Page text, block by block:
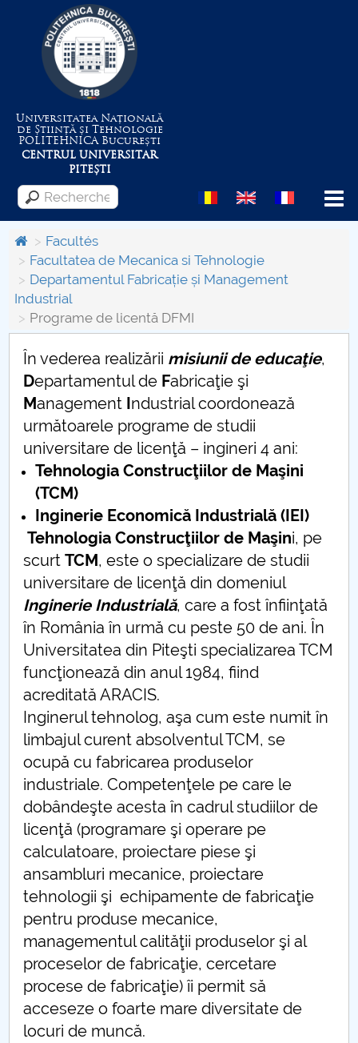
Universitatea Națională
de Știință și Tehnologie
POLITEHNICABucurești
CENTRUL UNIVERSITAR
PITEȘTI
Menu
Despre Universitate
Centrul de Management al Proiectelor
Conseil d'administration
Nr. de telefon si adrese Facultăți
Informations sur l'admission
Români de pretutindeni - ADMITERE
Sénat universitaire
Facultés
STUDENTI CUP
Ghiduri pentru STUDENȚI
Relations publiques
Relations Internationales
PNRR
Proiect (PRIM STUD)
Proiect SU-ETIC
Protection des données personnelles
Université pour la communauté
Études doctorales
Comisie de etica unversitară
Evenimente CUP
Facultés
Facultatea de Mecanica si Tehnologie
Departamentul Fabricație și Management
Industrial
Programe de licentă DFMI
În vederea realizării misiunii de educaţie,
Departamentul de Fabricaţie şi
Management Industrial coordonează
următoarele programe de studii
universitare de licenţă – ingineri 4 ani:
Tehnologia Construcţiilor de Maşini
(TCM)
Inginerie Economică Industrială (IEI)
Tehnologia Construcţiilor de Maşini, pe
scurtTCM, este o specializare de studii
universitare de licenţă din domeniul
Inginerie Industrială, care a fost înfiinţată
în România în urmă cu peste 50 de ani. În
Universitatea din Piteşti specializarea TCM
funcţionează din anul 1984, fiind
acreditată ARACIS.
Inginerul tehnolog, aşa cum este numit în
limbajul curent absolventul TCM, se
ocupă cu fabricarea produselor
industriale. Competenţele pe care le
dobândeşte acesta în cadrul studiilor de
licenţă (programare şi operare pe
calculatoare, proiectare piese şi
ansambluri mecanice, proiectare
tehnologii şi echipamente de fabricaţie
pentru produse mecanice,
managementul calităţii produselor şi al
proceselor de fabricaţie, cercetare
procese de fabricaţie) îi permit să
acceseze o foarte mare diversitate de
locuri de muncă.